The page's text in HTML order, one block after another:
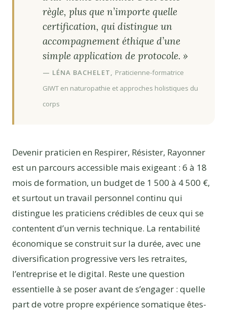
règle, plus que n’importe quelle
certification, qui distingue un
accompagnement éthique d’une
simple application de protocole. »
— LÉNA BACHELET, Praticienne-formatrice
GIWT en naturopathie et approches holistiques du
corps
Devenir praticien en Respirer, Résister, Rayonner
est un parcours accessible mais exigeant : 6 à 18
mois de formation, un budget de 1 500 à 4 500 €,
et surtout un travail personnel continu qui
distingue les praticiens crédibles de ceux qui se
contentent d’un vernis technique. La rentabilité
économique se construit sur la durée, avec une
diversification progressive vers les retraites,
l’entreprise et le digital. Reste une question
essentielle à se poser avant de s’engager : quelle
part de votre propre expérience somatique êtes-